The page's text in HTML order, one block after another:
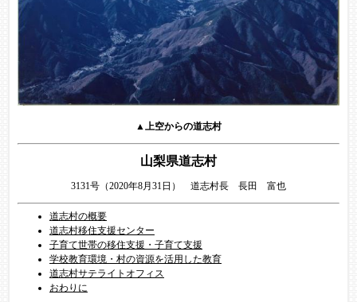
▲上空からの道志村
山梨県道志村
3131号（2020年8月31日） 道志村長 長田 富也
道志村の概要
道志村移住支援センター
子育て世帯の移住支援・子育て支援
学校教育環境・村の資源を活用した教育
道志村サテライトオフィス
おわりに